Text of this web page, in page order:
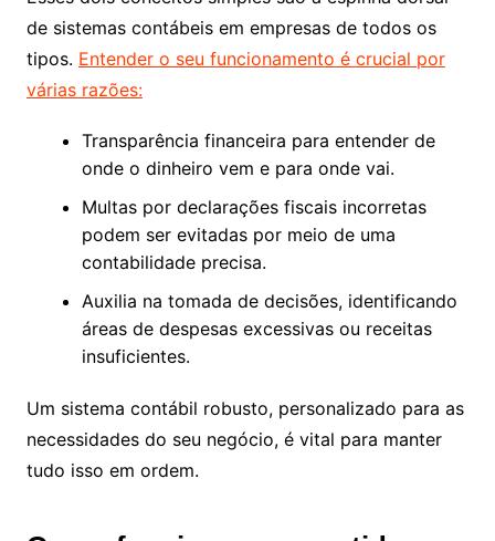
de sistemas contábeis em empresas de todos os
tipos. Entender o seu funcionamento é crucial por
várias razões:
Transparência financeira para entender de
onde o dinheiro vem e para onde vai.
Multas por declarações fiscais incorretas
podem ser evitadas por meio de uma
contabilidade precisa.
Auxilia na tomada de decisões, identificando
áreas de despesas excessivas ou receitas
insuficientes.
Um sistema contábil robusto, personalizado para as
necessidades do seu negócio, é vital para manter
tudo isso em ordem.